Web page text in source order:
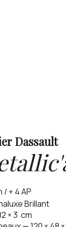
Dassault
/ + 4 AP
Brillant
×3 cm